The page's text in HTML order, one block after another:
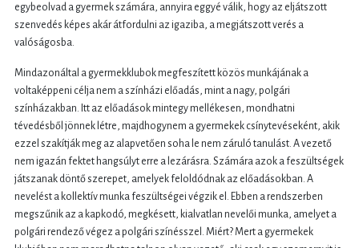
egybeolvad a gyermek számára, annyira eggyé válik, hogy az eljátszott
szenvedés képes akár átfordulni az igaziba, a megjátszott verés a
valóságosba.
Mindazonáltal a gyermekklubok megfeszített közös munkájának a
voltaképpeni célja nem a színházi előadás, mint a nagy, polgári
színházakban. Itt az előadások mintegy mellékesen, mondhatni
tévedésből jönnek létre, majdhogynem a gyermekek csínytevéseként, akik
ezzel szakítják meg az alapvetően soha le nem záruló tanulást. A vezető
nem igazán fektet hangsúlyt erre a lezárásra. Számára azok a feszültségek
játszanak döntő szerepet, amelyek feloldódnak az előadásokban. A
nevelést a kollektív munka feszültségei végzik el. Ebben a rendszerben
megszűnik az a kapkodó, megkésett, kialvatlan nevelői munka, amelyet a
polgári rendező végez a polgári színésszel. Miért? Mert a gyermekek